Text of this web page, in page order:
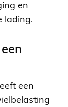
en
lading.
een